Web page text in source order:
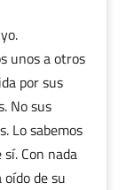
unos a otros
por sus
No sus
Lo sabemos
Con nada
de su